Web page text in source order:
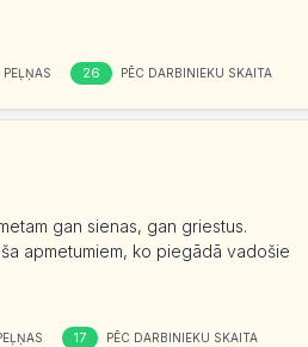
PEĻŅAS 26 PĒC DARBINIEKU SKAITA
gan sienas, gan griestus.
apmetumiem, ko piegādā vadošie
17 PĒC DARBINIEKU SKAITA